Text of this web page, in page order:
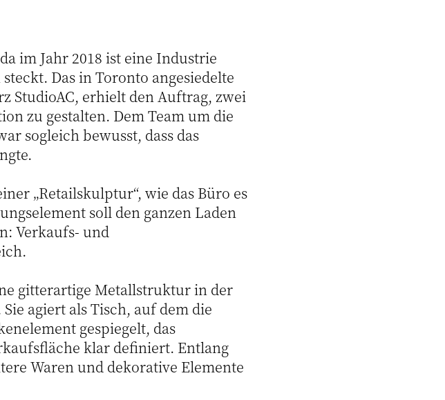
im Jahr 2018 ist eine Industrie
Das in Toronto angesiedelte
StudioAC, erhielt den Auftrag, zwei
zu gestalten. Dem Team um die
sogleich bewusst, dass das
„Retailskulptur“, wie das Büro es
soll den ganzen Laden
Verkaufs- und
gitterartige Metallstruktur in der
agiert als Tisch, auf dem die
gespiegelt, das
klar definiert. Entlang
Waren und dekorative Elemente